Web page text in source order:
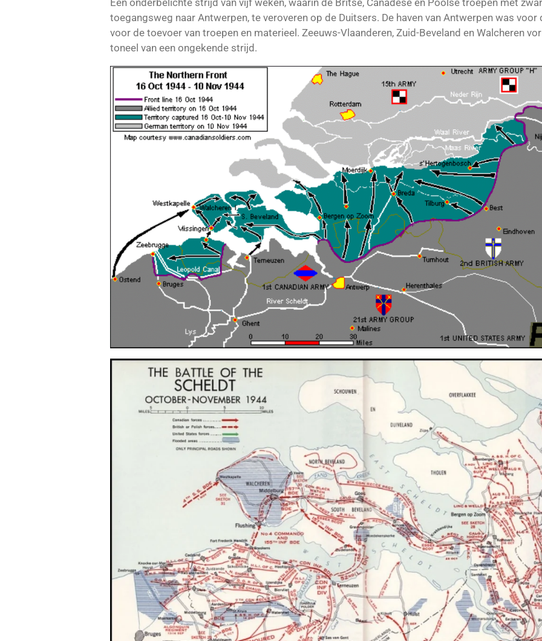
Een onderbelichte strijd van vijf weken, waarin de Britse, Canadese en Poolse troepen met
toegangsweg naar Antwerpen, te veroveren op de Duitsers. De haven van Antwerpen was
voor de toevoer van troepen en materieel. Zeeuws-Vlaanderen, Zuid-Beveland en Walcheren
toneel van een ongekende strijd.